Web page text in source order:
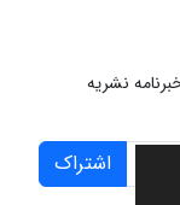
نشریه
اشتراک